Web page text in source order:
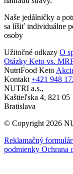
Naše jedálničky a
sa líšiť individuálne
osoby
Užitočné odkazy O
Otázky Keto vs.
NutriFood Keto
Kontakt +421 948
NUTRI a.s.,
Kaštieľska 4, 821 05
Bratislava
© Copyright 2026
Reklamačný formulár
podmienky Ochrana